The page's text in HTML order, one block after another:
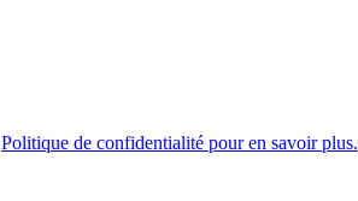
Politique de confidentialité pour en savoir plus.